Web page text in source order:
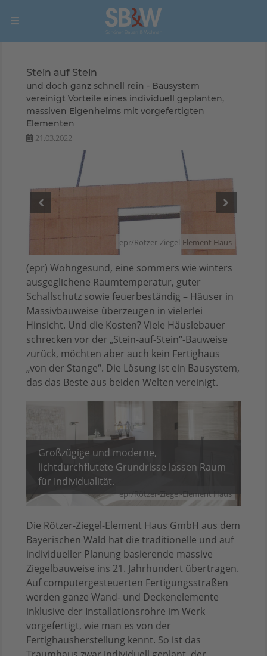
Stein auf Stein
und doch ganz schnell rein - Bausystem
vereinigt Vorteile eines individuell geplanten,
massiven Eigenheims mit vorgefertigten
Elementen
21.03.2022
epr/Rötzer-Ziegel-Element Haus
(epr) Wohngesund, eine sommers wie winters
ausgeglichene Raumtemperatur, guter
Schallschutz sowie feuerbeständig – Häuser in
Massivbauweise überzeugen in vielerlei
Hinsicht. Und die Kosten? Viele Häuslebauer
schrecken vor der „Stein-auf-Stein“-Bauweise
zurück, möchten aber auch kein Fertighaus
„von der Stange“. Die Lösung ist ein Bausystem,
das das Beste aus beiden Welten vereinigt.
epr/Rötzer-Ziegel-Element Haus
Großzügige und moderne,
lichtdurchflutete Grundrisse lassen Raum
für Individualität.
Die Rötzer-Ziegel-Element Haus GmbH aus dem
Bayerischen Wald hat die traditionelle und auf
individueller Planung basierende massive
Ziegelbauweise ins 21. Jahrhundert übertragen.
Auf computergesteuerten Fertigungsstraßen
werden ganze Wand- und Deckenelemente
inklusive der Installationsrohre im Werk
vorgefertigt, wie man es von der
Fertighausherstellung kennt. So ist das